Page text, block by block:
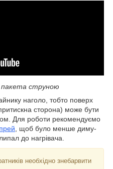
струною
наголо, тобто поверх
сторона) може бути
Для роботи рекомендуємо
, щоб було менше диму-
до нагрівача.
необхідно знебарвити